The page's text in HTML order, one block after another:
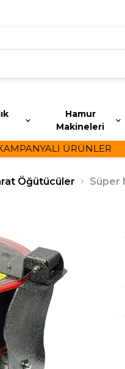
Hamur
Makineleri
ÜRÜNLER
Öğütücüler Süper